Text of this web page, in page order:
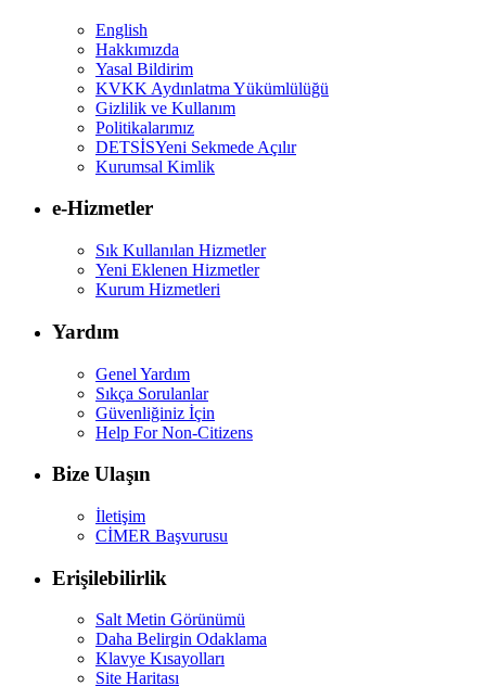
English
Hakkımızda
Yasal Bildirim
KVKK Aydınlatma Yükümlülüğü
Gizlilik ve Kullanım
Politikalarımız
DETSİSYeni Sekmede Açılır
Kurumsal Kimlik
e-Hizmetler
Sık Kullanılan Hizmetler
Yeni Eklenen Hizmetler
Kurum Hizmetleri
Yardım
Genel Yardım
Sıkça Sorulanlar
Güvenliğiniz İçin
Help For Non-Citizens
Bize Ulaşın
İletişim
CİMER Başvurusu
Erişilebilirlik
Salt Metin Görünümü
Daha Belirgin Odaklama
Klavye Kısayolları
Site Haritası